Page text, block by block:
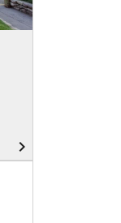
navigate_next